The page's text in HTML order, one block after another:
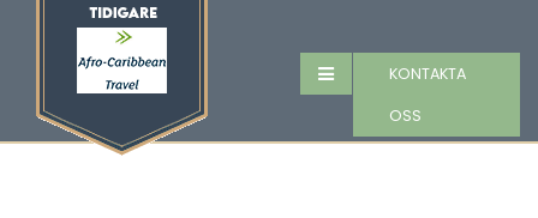
KONTAKTA
OSS